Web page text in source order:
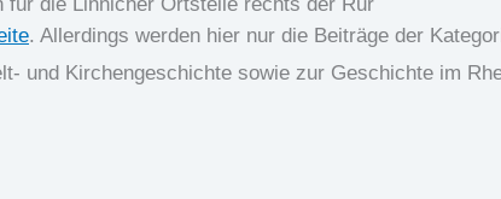
. Allerdings werden hier nur die Beiträge der
und Kirchengeschichte sowie zur Geschichte im